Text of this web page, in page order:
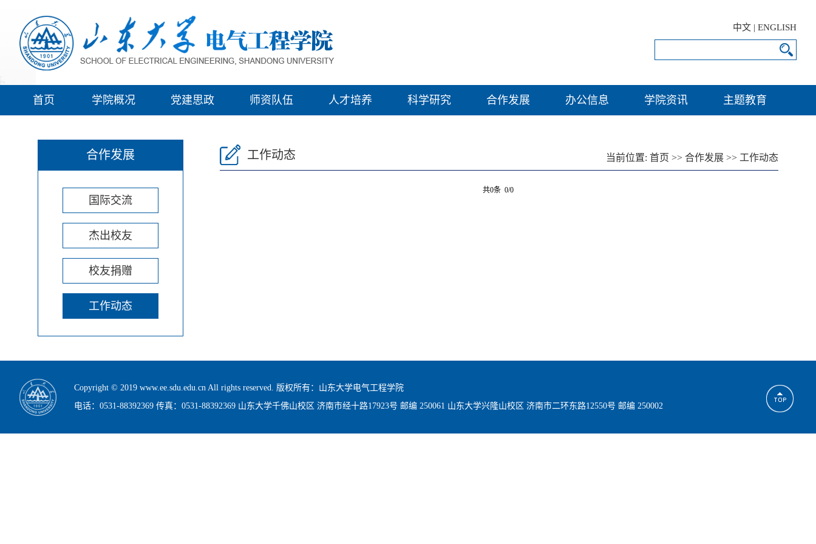
中文 | ENGLISH
首页 学院概况 党建思政 师资队伍 人才培养 科学研究 合作发展 办公信息 学院资讯 主题教育
合作发展
国际交流
杰出校友
校友捐赠
工作动态
工作动态 当前位置: 首页 >> 合作发展 >> 工作动态
共0条 0/0
Copyright © 2019 www.ee.sdu.edu.cn All rights reserved. 版权所有：山东大学电气工程学院
电话：0531-88392369 传真：0531-88392369 山东大学千佛山校区 济南市经十路17923号 邮编 250061 山东大学兴隆山校区 济南市二环东路12550号 邮编 250002